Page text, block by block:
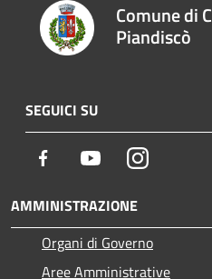
Comune di
Piandiscò
SEGUICI SU
Facebook YoutubeInstagram
AMMINISTRAZIONE
Organi di Governo
Aree Amministrative